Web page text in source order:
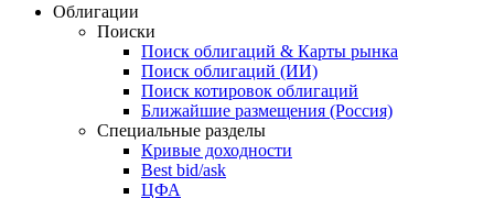
Облигации
Поиски
Поиск облигаций & Карты рынка
Поиск облигаций (ИИ)
Поиск котировок облигаций
Ближайшие размещения (Россия)
Специальные разделы
Кривые доходности
Best bid/ask
ЦФА